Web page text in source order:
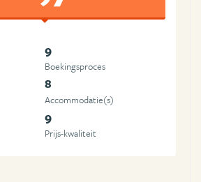
9
Boekingsproces
8
Accommodatie(s)
9
Prijs-kwaliteit